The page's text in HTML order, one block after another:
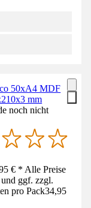
50xA4 MDF
mm
noch nicht
€ * Alle Preise
ggf. zzgl.
pro Pack34,95